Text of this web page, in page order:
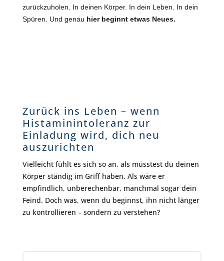
zurückzuholen. In deinen Körper. In dein Leben. In dein
Spüren. Und genau hier beginnt etwas Neues.
Zurück ins Leben – wenn
Histaminintoleranz zur
Einladung wird, dich neu
auszurichten
Vielleicht fühlt es sich so an, als müsstest du deinen
Körper ständig im Griff haben. Als wäre er
empfindlich, unberechenbar, manchmal sogar dein
Feind. Doch was, wenn du beginnst, ihn nicht länger
zu kontrollieren – sondern zu verstehen?